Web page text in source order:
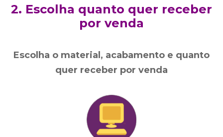
2. Escolha quanto quer receber
por venda
Escolha o material, acabamento e quanto
quer receber por venda